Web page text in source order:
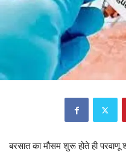
बरसात का मौसम शुरू होते ही